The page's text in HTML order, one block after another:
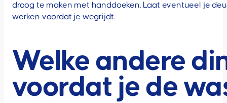
droog te maken met handdoeken. Laat eventueel je
werken voordat je wegrijdt.
Welke andere
voordat je de